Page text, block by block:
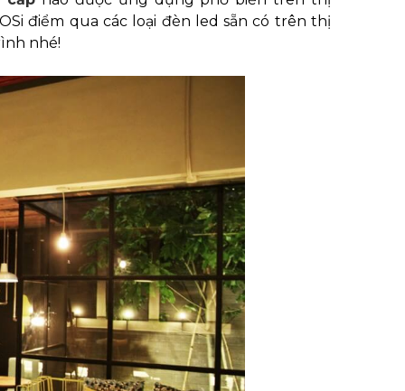
điểm qua các loại đèn led sẵn có trên thị
nhé!